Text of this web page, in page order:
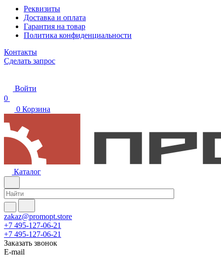
Реквизиты
Доставка и оплата
Гарантия на товар
Политика конфиденциальности
Контакты
Сделать запрос
Войти
0
0 Корзина
Каталог
zakaz@promopt.store
+7 495-127-06-21
+7 495-127-06-21
Заказать звонок
E-mail